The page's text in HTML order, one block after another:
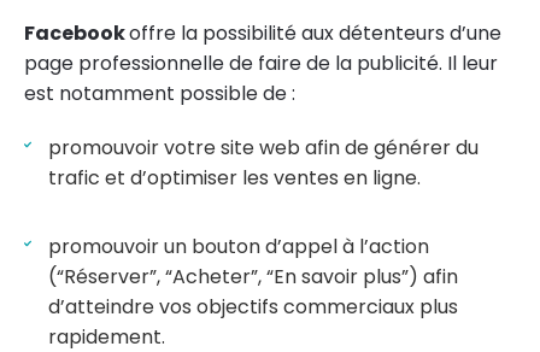
Facebookoffre la possibilité aux détenteurs d’une
page professionnelle de faire de la publicité. Il leur
est notamment possible de :
promouvoir votre site web afin de générer du
trafic et d’optimiser les ventes en ligne.
promouvoir un bouton d’appel à l’action
(“Réserver”, “Acheter”, “En savoir plus”) afin
d’atteindre vos objectifs commerciaux plus
rapidement.